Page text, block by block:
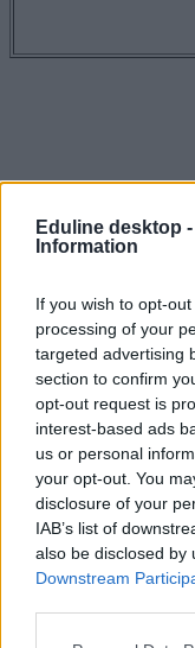
Eduline desktop -
Information
If you wish to opt-
processing of your
targeted advertising
section to confirm
opt-out request is
interest-based ads
us or personal
your opt-out. You
disclosure of your
IAB’s list of
also be disclosed by
Downstream
egyetemi átalakítás
debreceni egyetem
átalakítás
modellváltás
egyetemi
DE